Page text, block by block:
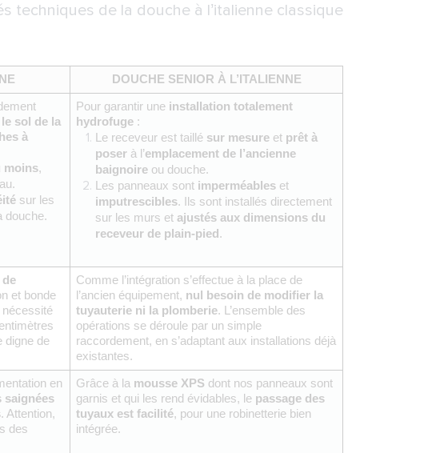
techniques de la douche à l’italienne classique
DOUCHE SENIOR À L’ITALIENNE
sol de la
à
moins,
sur les
douche.
Pour garantir une installation totalement
hydrofuge :
Le receveur est taillé sur mesure et prêt à
poser à l’emplacement de l’ancienne
baignoire ou douche.
Les panneaux sont imperméables
imputrescibles. Ils sont installés directement
sur les murs et ajustés aux dimensions du
receveur de plain-pied .
de
et bonde
nécessité
digne de
Comme l’intégration s’effectue à la place de
l’ancien équipement, nul besoin de modifier la
tuyauterie ni la plomberie. L’ensemble des
opérations se déroule par un simple
raccordement, en s’adaptant aux installations déjà
existantes.
en
saignées
. Attention,
des
Grâce à la mousse XPS dont nos panneaux sont
garnis et qui les rend évidables, le passage des
tuyaux est facilité, pour une robinetterie bien
intégrée.